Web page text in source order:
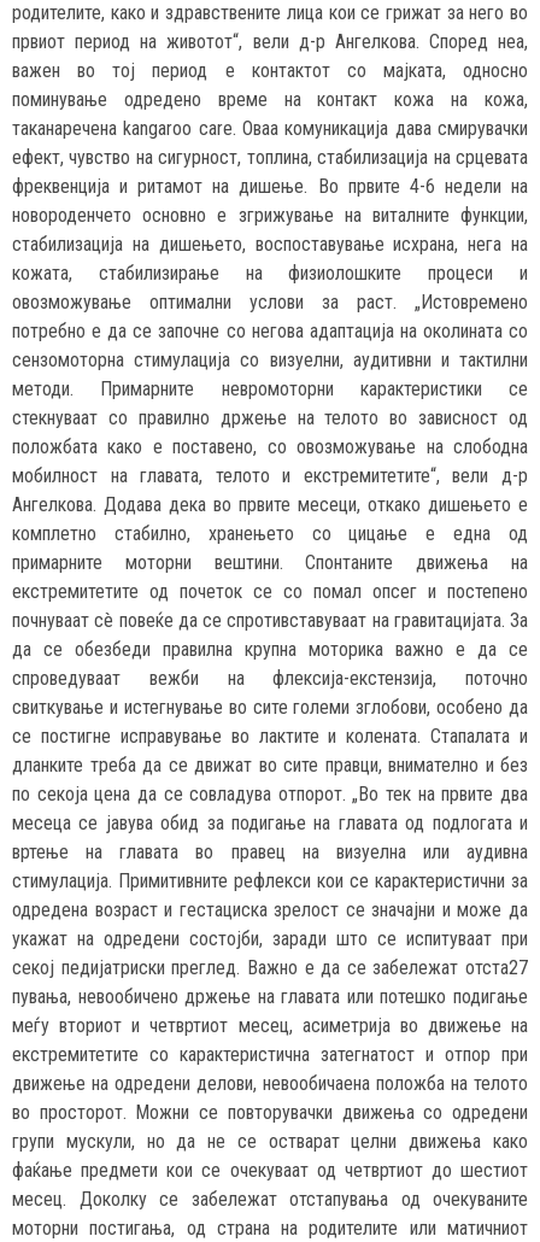
родителите, како и здравствените лица кои се грижат за него во
првиот период на животот“, вели д-р Ангелкова. Според неа,
важен во тој период е контактот со мајката, односно
поминување одредено време на контакт кожа на кожа,
таканаречена kangaroo care. Оваа комуникација дава смирувачки
ефект, чувство на сигурност, топлина, стабилизација на срцевата
фреквенција и ритамот на дишење. Во првите 4-6 недели на
новороденчето основно е згрижување на виталните функции,
стабилизација на дишењето, воспоставување исхрана, нега на
кожата, стабилизирање на физиолошките процеси и
овозможување оптимални услови за раст. „Истовремено
потребно е да се започне со негова адаптација на околината со
сензомоторна стимулација со визуелни, аудитивни и тактилни
методи. Примарните невромоторни карактеристики се
стекнуваат со правилно држење на телото во зависност од
положбата како е поставено, со овозможување на слободна
мобилност на главата, телото и екстремитетите“, вели д-р
Ангелкова. Додава дека во првите месеци, откако дишењето е
комплетно стабилно, хранењето со цицање е една од
примарните моторни вештини. Спонтаните движења на
екстремитетите од почеток се со помал опсег и постепено
почнуваат сè повеќе да се спротивставуваат на гравитацијата. За
да се обезбеди правилна крупна моторика важно е да се
спроведуваат вежби на флексија-екстензија, поточно
свиткување и истегнување во сите големи зглобови, особено да
се постигне исправување во лактите и колената. Стапалата и
дланките треба да се движат во сите правци, внимателно и без
по секоја цена да се совладува отпорот. „Во тек на првите два
месеца се јавува обид за подигање на главата од подлогата и
вртење на главата во правец на визуелна или аудивна
стимулација. Примитивните рефлекси кои се карактеристични за
одредена возраст и гестациска зрелост се значајни и може да
укажат на одредени состојби, заради што се испитуваат при
секој педијатриски преглед. Важно е да се забележат отста27
пувања, невообичено држење на главата или потешко подигање
меѓу вториот и четвртиот месец, асиметрија во движење на
екстремитетите со карактеристична затегнатост и отпор при
движење на одредени делови, невообичаена положба на телото
во просторот. Можни се повторувачки движења со одредени
групи мускули, но да не се остварат целни движења како
фаќање предмети кои се очекуваат од четвртиот до шестиот
месец. Доколку се забележат отстапувања од очекуваните
моторни постигања, од страна на родителите или матичниот